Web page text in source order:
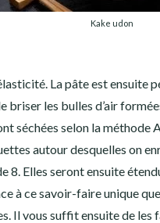
Kake udon
La pâte est ensuite
briser les bulles d’air
séchées selon la méthode
autour desquelles on
8. Elles seront ensuite
à ce savoir-faire unique
Il vous suffit ensuite de les